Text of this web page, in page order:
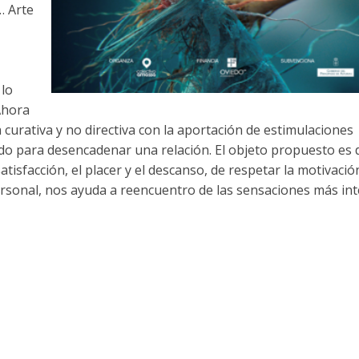
Arte
y no directiva con la aportación de estimulaciones
para desencadenar una relación. El objeto propuesto es
el placer y el descanso, de respetar la
nos ayuda a reencuentro de las sensaciones más